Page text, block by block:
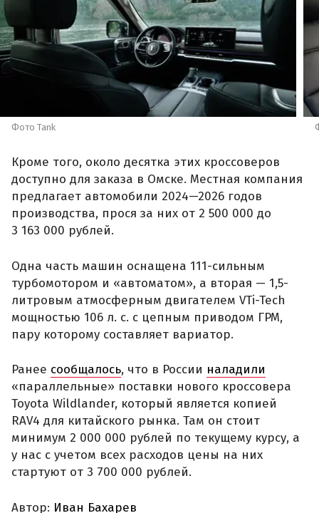
Фото Tank
Кроме того, около десятка этих кроссоверов
доступно для заказа в Омске. Местная компания
предлагает автомобили 2024—2026 годов
производства, прося за них от 2 500 000 до
3 163 000 рублей.
Одна часть машин оснащена 111-сильным
турбомотором и «автоматом», а вторая — 1,5-
литровым атмосферным двигателем VTi-Tech
мощностью 106 л. с. с цепным приводом ГРМ,
пару которому составляет вариатор.
Ранее сообщалось, что в России наладили
«параллельные» поставки нового кроссовера
Toyota Wildlander, который является копией
RAV4 для китайского рынка. Там он стоит
минимум 2 000 000 рублей по текущему курсу, а
у нас с учетом всех расходов цены на них
стартуют от 3 700 000 рублей.
Автор: Иван Бахарев